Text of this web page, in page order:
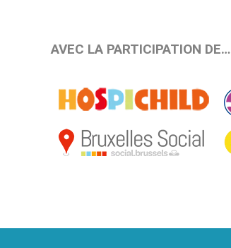
AVEC LA PARTICIPATION DE…